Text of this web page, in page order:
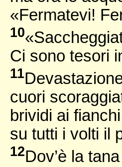
«Fermatevi!
10
Ci sono tesori
11
cuori
brividi ai
su tutti i volti il
12Dov’è la